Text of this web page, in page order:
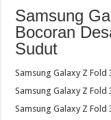
Samsung
Bocoran
Sudut
Samsung Galaxy Z Fold
Samsung Galaxy Z Fold
Samsung Galaxy Z Fold